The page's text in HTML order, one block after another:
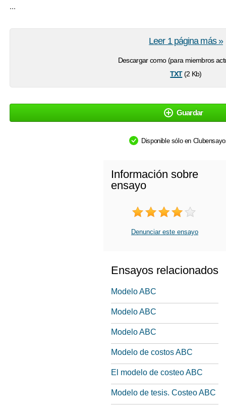
...
Descargar como (para miembros
txt(2 Kb)
Leer 1 página más »
Guardar
Disponible sólo en
Información sobre
ensayo
Denunciar este ensayo
Ensayos relacionados
Modelo ABC
Modelo ABC
Modelo ABC
Modelo de costos ABC
El modelo de costeo ABC
Modelo de tesis. Costeo ABC